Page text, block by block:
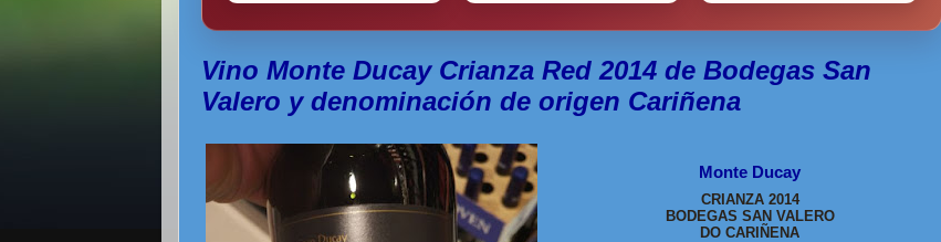
Vino Monte Ducay Crianza Red 2014 de Bodegas San
Valero y denominación de origen Cariñena
Monte Ducay
CRIANZA 2014
BODEGAS SAN VALERO
DO CARIÑENA